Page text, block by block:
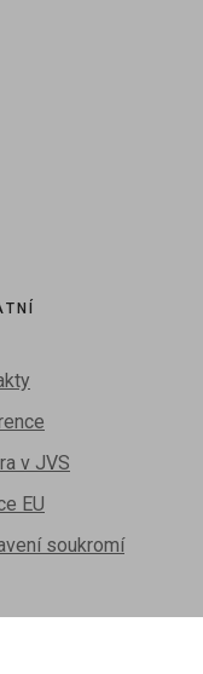
v JVS
EU
soukromí